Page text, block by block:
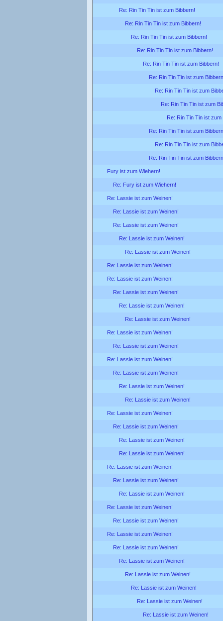
Re: Rin Tin Tin ist zum Bibbern!
Re: Rin Tin Tin ist zum Bibbern!
Re: Rin Tin Tin ist zum Bibbern!
Re: Rin Tin Tin ist zum Bibbern!
Re: Rin Tin Tin ist zum Bibbern!
Re: Rin Tin Tin ist zum
Re: Rin Tin Tin ist zum
Re: Rin Tin Tin ist zum
Re: Rin Tin Tin ist zum
Re: Rin Tin Tin ist zum
Re: Rin Tin Tin ist zum
Re: Rin Tin Tin ist zum
Fury ist zum Wiehern!
Re: Fury ist zum Wiehern!
Re: Lassie ist zum Weinen!
Re: Lassie ist zum Weinen!
Re: Lassie ist zum Weinen!
Re: Lassie ist zum Weinen!
Re: Lassie ist zum Weinen!
Re: Lassie ist zum Weinen!
Re: Lassie ist zum Weinen!
Re: Lassie ist zum Weinen!
Re: Lassie ist zum Weinen!
Re: Lassie ist zum Weinen!
Re: Lassie ist zum Weinen!
Re: Lassie ist zum Weinen!
Re: Lassie ist zum Weinen!
Re: Lassie ist zum Weinen!
Re: Lassie ist zum Weinen!
Re: Lassie ist zum Weinen!
Re: Lassie ist zum Weinen!
Re: Lassie ist zum Weinen!
Re: Lassie ist zum Weinen!
Re: Lassie ist zum Weinen!
Re: Lassie ist zum Weinen!
Re: Lassie ist zum Weinen!
Re: Lassie ist zum Weinen!
Re: Lassie ist zum Weinen!
Re: Lassie ist zum Weinen!
Re: Lassie ist zum Weinen!
Re: Lassie ist zum Weinen!
Re: Lassie ist zum Weinen!
Re: Lassie ist zum Weinen!
Re: Lassie ist zum Weinen!
Re: Lassie ist zum Weinen!
Re: Lassie ist zum Weinen!